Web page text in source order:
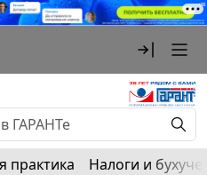
практика Налоги и